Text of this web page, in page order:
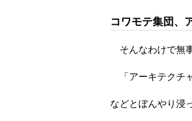
コワモテ集団、
そんなわけで無
「アーキテクチ
などとぼんやり浸